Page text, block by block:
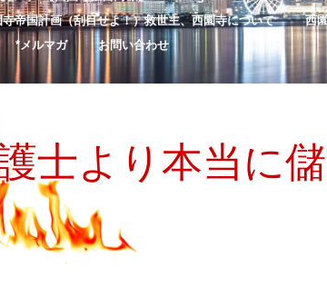
寺帝国計画（刮目せよ！）救世主、西園寺について
西
*メルマガ お問い合わせ
士より本当に